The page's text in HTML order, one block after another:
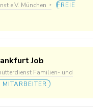
e.V. München
FREIE
Job
Familien- und
MITARBEITER